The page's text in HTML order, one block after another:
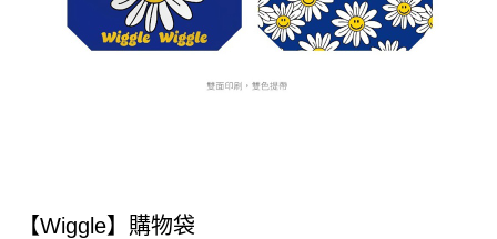
【Wiggle】購物袋